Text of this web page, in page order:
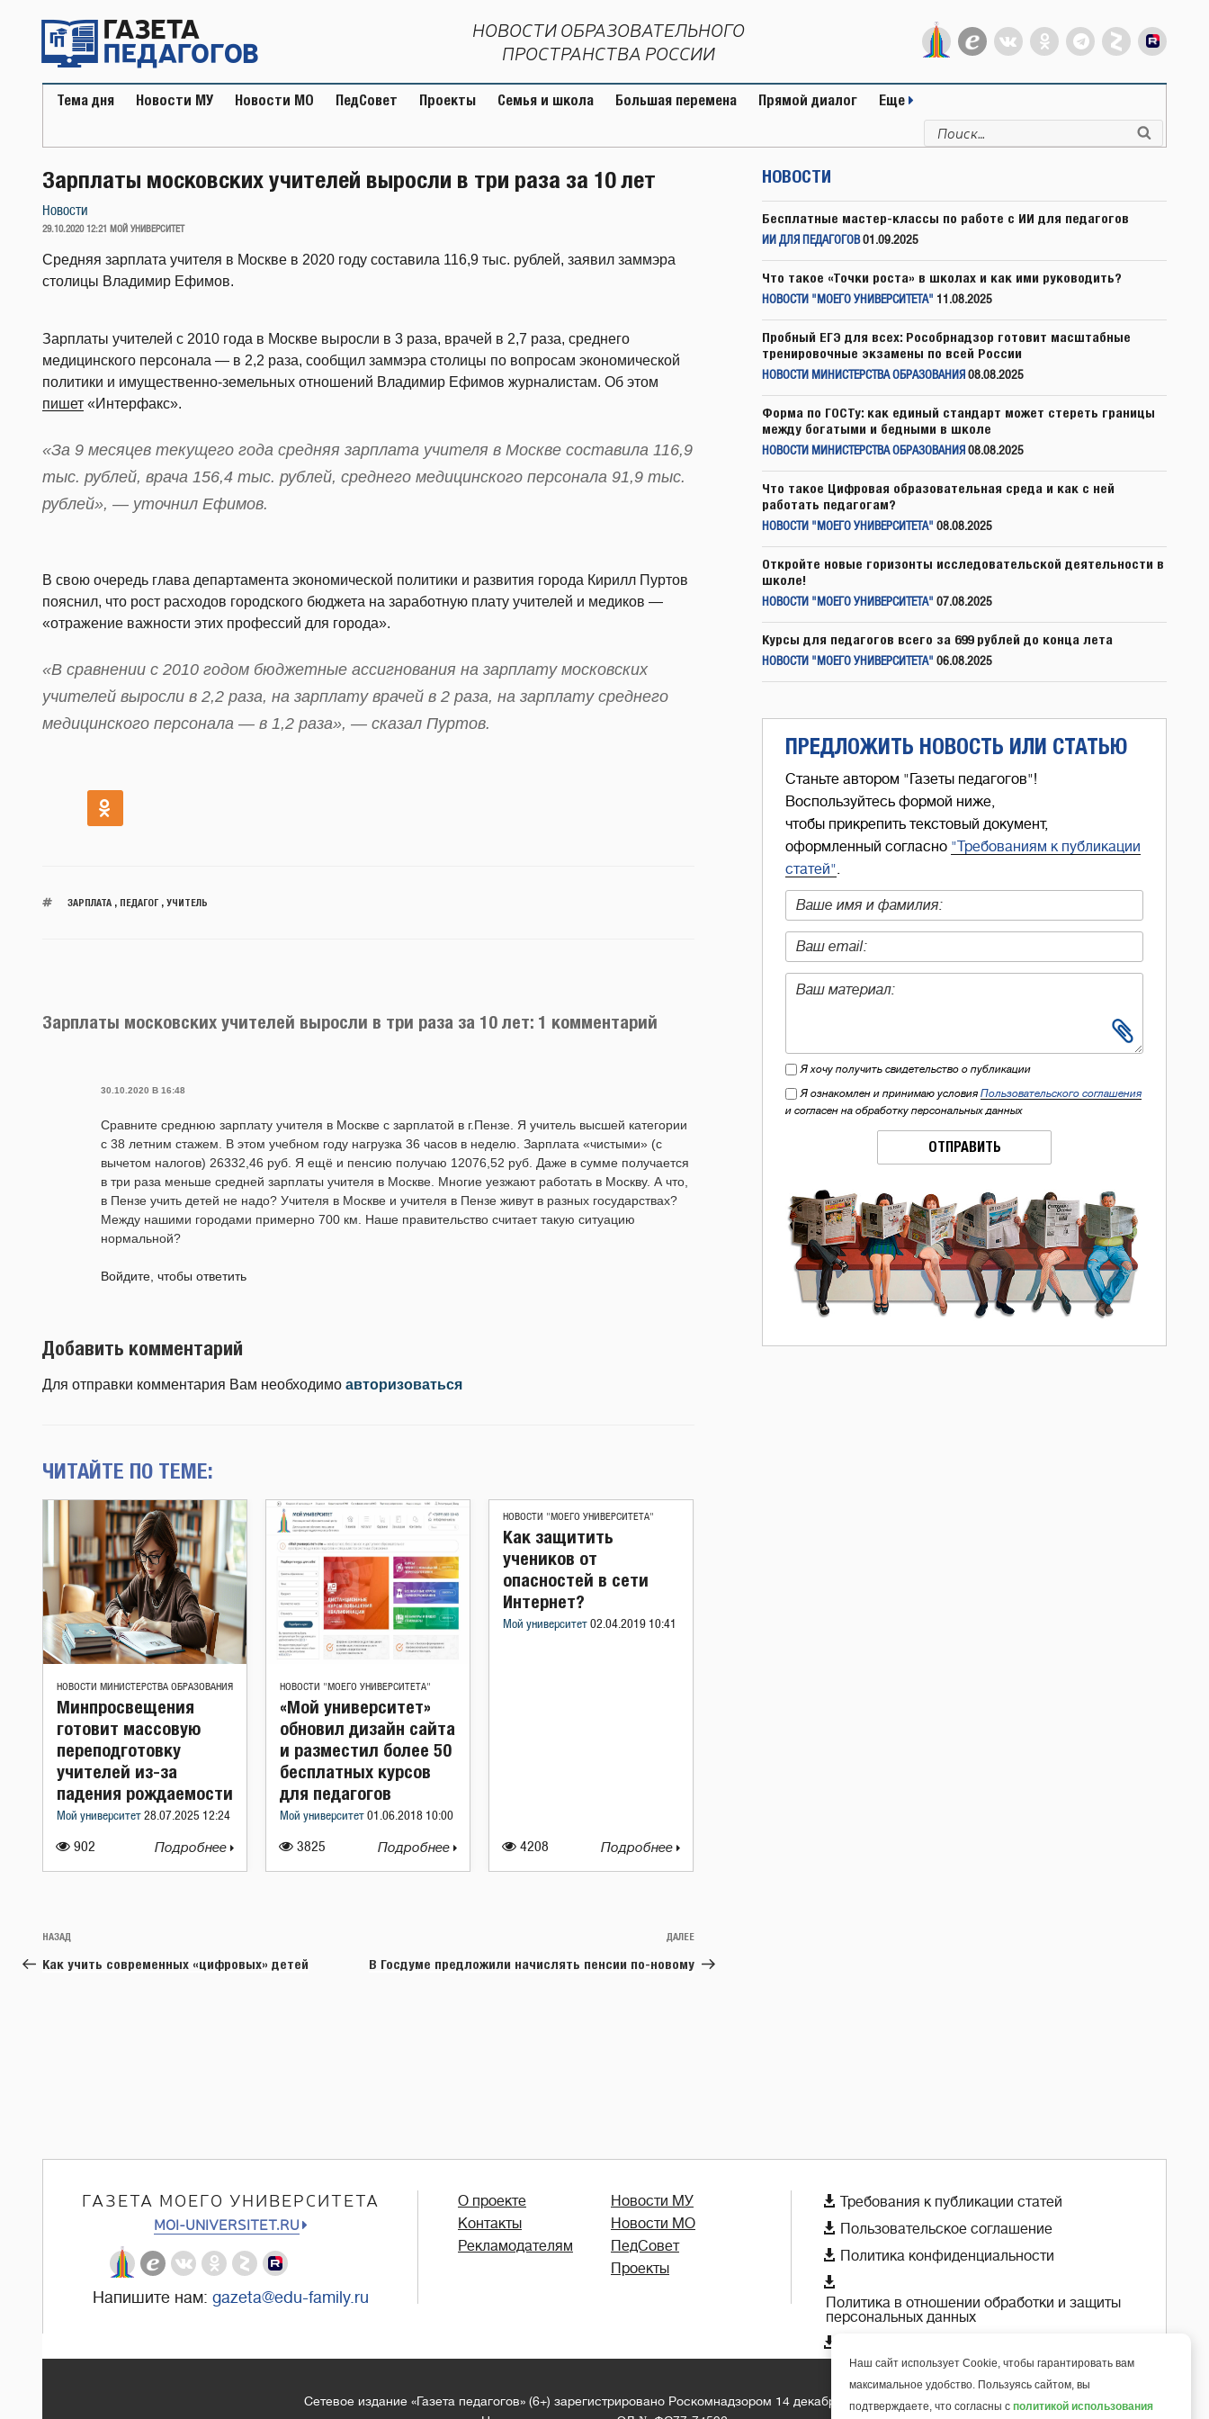
содержимому
НОВОСТИ ОБРАЗОВАТЕЛЬНОГО
ПРОСТРАНСТВА РОССИИ
Тема дня Новости МУ Новости МО ПедСовет Проекты Семья и школа Большая перемена Прямой диалог Еще
Искать:
Зарплаты московских учителей выросли в три раза за 10 лет
Новости
ОПУБЛИКОВАНО
29.10.2020 12:21 МОЙ УНИВЕРСИТЕТ
Средняя зарплата учителя в Москве в 2020 году составила 116,9 тыс. рублей, заявил заммэра
столицы Владимир Ефимов.
Зарплаты учителей с 2010 года в Москве выросли в 3 раза, врачей в 2,7 раза, среднего
медицинского персонала — в 2,2 раза, сообщил заммэра столицы по вопросам экономической
политики и имущественно-земельных отношений Владимир Ефимов журналистам. Об этом
пишет «Интерфакс».
«За 9 месяцев текущего года средняя зарплата учителя в Москве составила 116,9
тыс. рублей, врача 156,4 тыс. рублей, среднего медицинского персонала 91,9 тыс.
рублей», — уточнил Ефимов.
В свою очередь глава департамента экономической политики и развития города Кирилл Пуртов
пояснил, что рост расходов городского бюджета на заработную плату учителей и медиков —
«отражение важности этих профессий для города».
«В сравнении с 2010 годом бюджетные ассигнования на зарплату московских
учителей выросли в 2,2 раза, на зарплату врачей в 2 раза, на зарплату среднего
медицинского персонала — в 1,2 раза», — сказал Пуртов.
ЗАРПЛАТА, ПЕДАГОГ, УЧИТЕЛЬ
Зарплаты московских учителей выросли в три раза за 10 лет: 1 комментарий
30.10.2020 В 16:48
Сравните среднюю зарплату учителя в Москве с зарплатой в г.Пензе. Я учитель высшей категории
с 38 летним стажем. В этом учебном году нагрузка 36 часов в неделю. Зарплата «чистыми» (с
вычетом налогов) 26332,46 руб. Я ещё и пенсию получаю 12076,52 руб. Даже в сумме получается
в три раза меньше средней зарплаты учителя в Москве. Многие уезжают работать в Москву. А что,
в Пензе учить детей не надо? Учителя в Москве и учителя в Пензе живут в разных государствах?
Между нашими городами примерно 700 км. Наше правительство считает такую ситуацию
нормальной?
Войдите, чтобы ответить
Добавить комментарий
Для отправки комментария Вам необходимо авторизоваться
ЧИТАЙТЕ ПО ТЕМЕ:
НОВОСТИ МИНИСТЕРСТВА ОБРАЗОВАНИЯ
902
Минпросвещения
готовит массовую
переподготовку
учителей из-за
падения рождаемости
Мой университет 28.07.2025 12:24
Подробнее
НОВОСТИ "МОЕГО УНИВЕРСИТЕТА"
3825
«Мой университет»
обновил дизайн сайта
и разместил более 50
бесплатных курсов
для педагогов
Мой университет 01.06.2018 10:00
Подробнее
НОВОСТИ "МОЕГО УНИВЕРСИТЕТА"
4208
Как защитить
учеников от
опасностей в сети
Интернет?
Мой университет 02.04.2019 10:41
Подробнее
Навигация
по
Предыдущая
запись:
НАЗАД
Как учить современных «цифровых» детей
Следующая
запись
ДАЛЕЕ
В Госдуме предложили начислять пенсии по-новому
НОВОСТИ
Бесплатные мастер-классы по работе с ИИ для педагогов
ИИ ДЛЯ ПЕДАГОГОВ 01.09.2025
Что такое «Точки роста» в школах и как ими руководить?
НОВОСТИ "МОЕГО УНИВЕРСИТЕТА" 11.08.2025
Пробный ЕГЭ для всех: Рособрнадзор готовит масштабные
тренировочные экзамены по всей России
НОВОСТИ МИНИСТЕРСТВА ОБРАЗОВАНИЯ 08.08.2025
Форма по ГОСТу: как единый стандарт может стереть границы
между богатыми и бедными в школе
НОВОСТИ МИНИСТЕРСТВА ОБРАЗОВАНИЯ 08.08.2025
Что такое Цифровая образовательная среда и как с ней
работать педагогам?
НОВОСТИ "МОЕГО УНИВЕРСИТЕТА" 08.08.2025
Откройте новые горизонты исследовательской деятельности в
школе!
НОВОСТИ "МОЕГО УНИВЕРСИТЕТА" 07.08.2025
Курсы для педагогов всего за 699 рублей до конца лета
НОВОСТИ "МОЕГО УНИВЕРСИТЕТА" 06.08.2025
ПРЕДЛОЖИТЬ НОВОСТЬ ИЛИ СТАТЬЮ
Станьте автором "Газеты педагогов"!
Воспользуйтесь формой ниже,
чтобы прикрепить текстовый документ,
оформленный согласно "Требованиям к публикации
статей".
Я хочу получить свидетельство о публикации
Я ознакомлен и принимаю условия Пользовательского соглашения
и согласен на обработку персональных данных
ОТПРАВИТЬ
ГАЗЕТА МОЕГО УНИВЕРСИТЕТА
MOI-UNIVERSITET.RU
Напишите нам: gazeta@edu-family.ru
О проекте
Контакты
Рекламодателям
Новости МУ
Новости МО
ПедСовет
Проекты
 Требования к публикации статей
 Пользовательское соглашение
 Политика конфиденциальности

Политика в отношении обработки и защиты
персональных данных

Сетевое издание «Газета педагогов» (6+) зарегистрировано Роскомнадзором 14 декабря 2018 года
6+
Наш сайт использует Cookie, чтобы гарантировать вам
максимальное удобство. Пользуясь сайтом, вы
подтверждаете, что согласны с политикой использования